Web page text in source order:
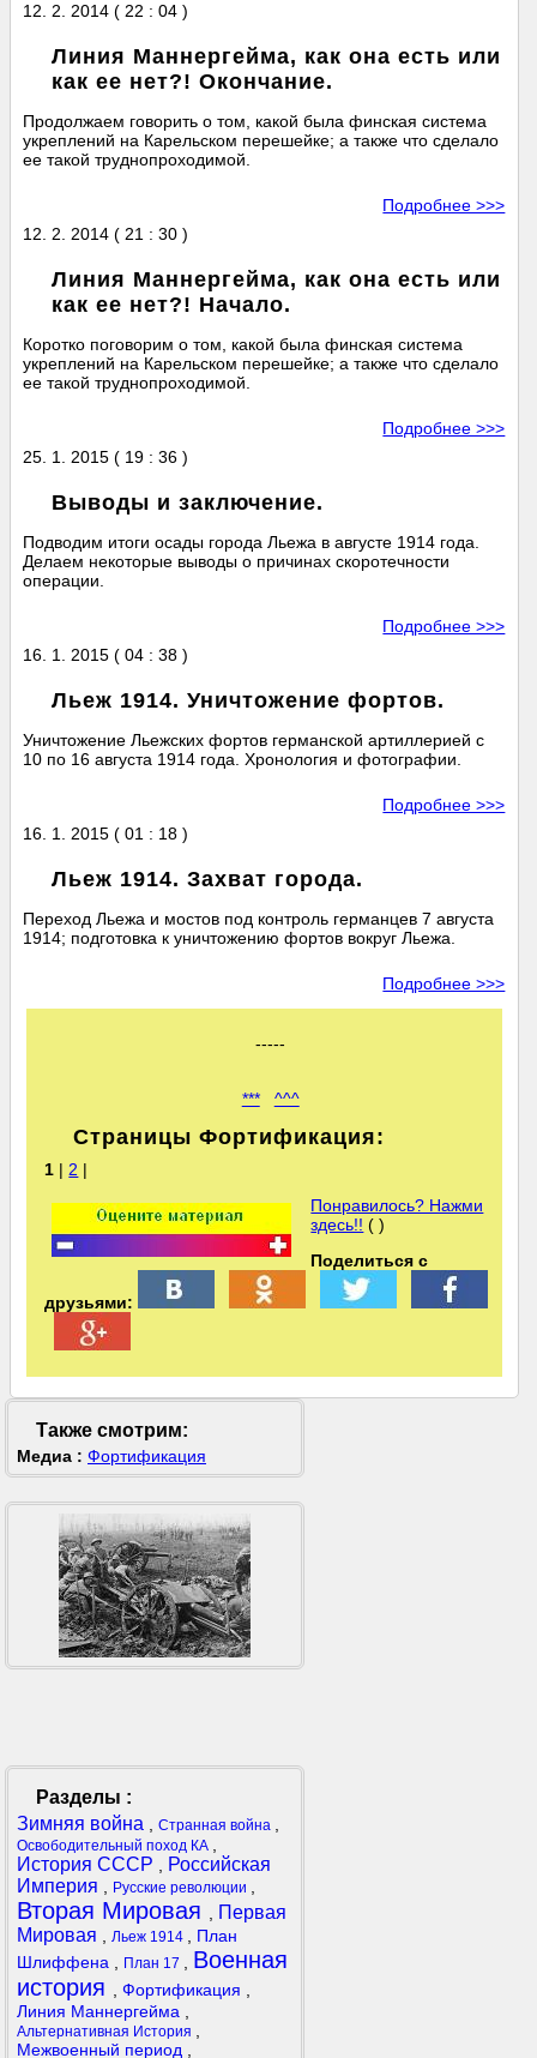
12. 2. 2014 ( 22 : 04 )
Линия Маннергейма, как она есть или
как ее нет?! Окончание.
Продолжаем говорить о том, какой была финская система
укреплений на Карельском перешейке; а также что сделало
ее такой труднопроходимой.
Подробнее >>>
12. 2. 2014 ( 21 : 30 )
Линия Маннергейма, как она есть или
как ее нет?! Начало.
Коротко поговорим о том, какой была финская система
укреплений на Карельском перешейке; а также что сделало
ее такой труднопроходимой.
Подробнее >>>
25. 1. 2015 ( 19 : 36 )
Выводы и заключение.
Подводим итоги осады города Льежа в августе 1914 года.
Делаем некоторые выводы о причинах скоротечности
операции.
Подробнее >>>
16. 1. 2015 ( 04 : 38 )
Льеж 1914. Уничтожение фортов.
Уничтожение Льежских фортов германской артиллерией с
10 по 16 августа 1914 года. Хронология и фотографии.
Подробнее >>>
16. 1. 2015 ( 01 : 18 )
Льеж 1914. Захват города.
Переход Льежа и мостов под контроль германцев 7 августа
1914; подготовка к уничтожению фортов вокруг Льежа.
Подробнее >>>
-----
*** ^^^
Страницы Фортификация:
1 | 2 |
Понравилось? Нажми
здесь!! ( )
Поделиться с
друзьями:
Также смотрим:
Медиа : Фортификация
Разделы :
Зимняя война
Странная война
Освободительный поход КА
История СССР
Российская
Империя
Русские революции
Вторая Мировая
Первая
Мировая
Льеж 1914
План
Шлиффена
План 17
Военная
история
Фортификация
Линия Маннергейма
Альтернативная История
Межвоенный период